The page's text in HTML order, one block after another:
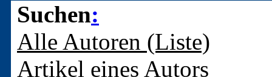
Suchen:
Alle Autoren (Liste)
Artikel eines Autors